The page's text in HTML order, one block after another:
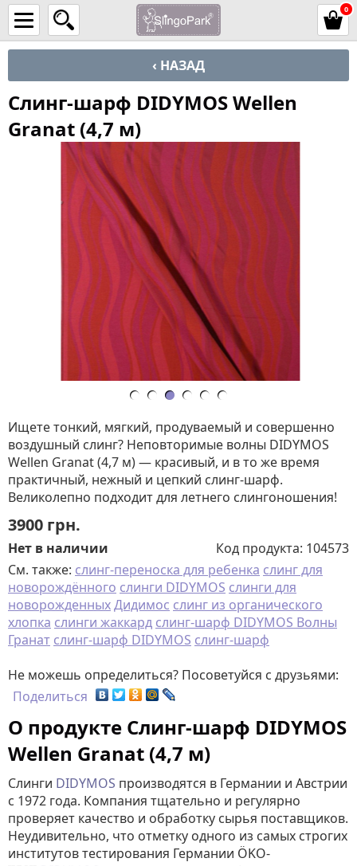
0
‹ НАЗАД
Слинг-шарф DIDYMOS Wellen
Granat (4,7 м)
Ищете тонкий, мягкий, продуваемый и совершенно
воздушный слинг? Неповторимые волны DIDYMOS
Wellen Granat (4,7 м) — красивый, и в то же время
практичный, нежный и цепкий слинг-шарф.
Великолепно подходит для летнего слингоношения!
3900 грн.
Нет в наличии Код продукта: 104573
См. также: слинг-переноска для ребенка слинг для
новорождённого слинги DIDYMOS слинги для
новорожденныхДидимос слинг из органического
хлопка слинги жаккард слинг-шарф DIDYMOS Волны
Гранат слинг-шарф DIDYMOS слинг-шарф
Не можешь определиться? Посоветуйся с друзьями:
Поделиться
О продукте Слинг-шарф DIDYMOS
Wellen Granat (4,7 м)
Слинги DIDYMOS производятся в Германии и Австрии
с 1972 года. Компания тщательно и регулярно
проверяет качество и обработку сырья поставщиков.
Неудивительно, что отметку одного из самых строгих
институтов тестирования Германии ÖKO-